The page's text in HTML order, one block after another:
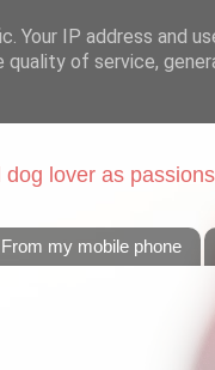
lover as passions
From my mobile phone
Your IP address and
of service,